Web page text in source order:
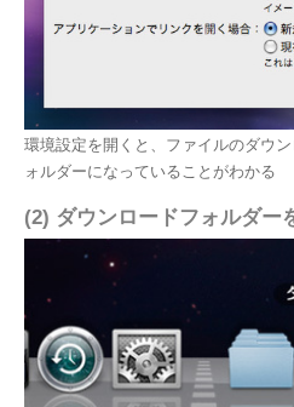
環境設定を開くと、ファイルのダウ
ォルダーになっていることがわかる
(2) ダウンロードフォルダー